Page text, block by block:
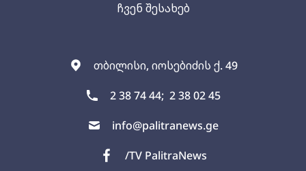
თბილისი, იოსებიძის ქ. 49
2 38 74 44; 2 38 02 45
info@palitranews.ge
/TV PalitraNews
ჩვენ შესახებ